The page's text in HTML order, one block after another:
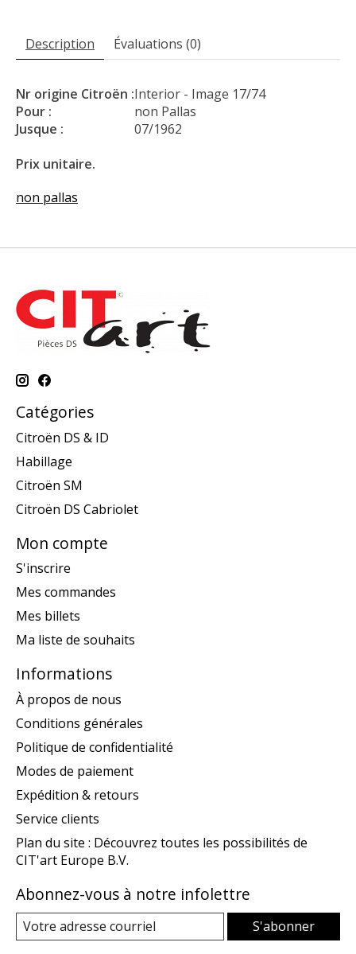
Description Évaluations (0)
Nr origine Citroën :Interior - Image 17/74
Pour :
non Pallas
Jusque :
07/1962
Prix unitaire.
non pallas
Catégories
Citroën DS & ID
Habillage
Citroën SM
Citroën DS Cabriolet
Mon compte
S'inscrire
Mes commandes
Mes billets
Ma liste de souhaits
Informations
À propos de nous
Conditions générales
Politique de confidentialité
Modes de paiement
Expédition & retours
Service clients
Plan du site : Découvrez toutes les possibilités de
CIT'art Europe B.V.
Abonnez-vous à notre infolettre
S'abonner